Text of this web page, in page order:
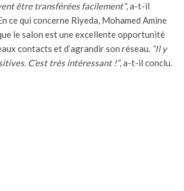
être transférées facilement”, a-t-il
ce qui concerne Riyeda, Mohamed Amine
le salon est une excellente opportunité
contacts et d’agrandir son réseau. “Il y
C’est très intéressant !”, a-t-il conclu.